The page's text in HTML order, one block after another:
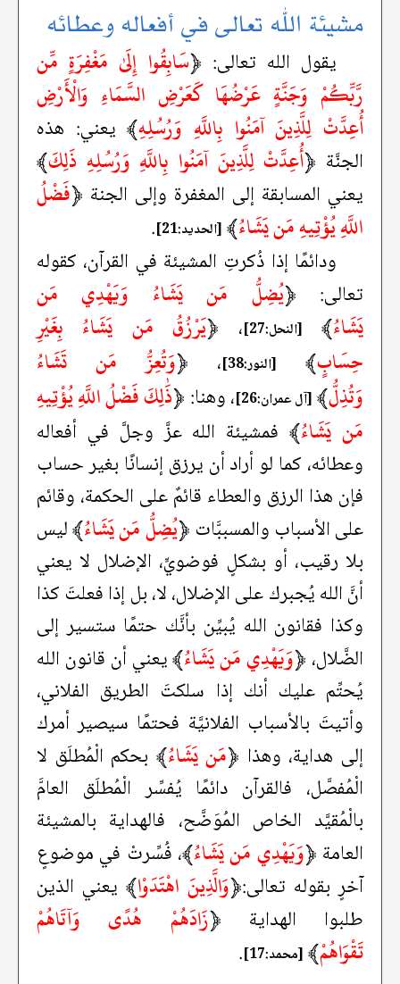
مشيئة الله تعالى في أفعاله وعطائه
يقول الله تعالى: ﴿سَابِقُوا إِلَىٰ مَغْفِرَةٍ مِّن
رَّبِّكُمْ وَجَنَّةٍ عَرْضُهَا كَعَرْضِ السَّمَاءِ وَالْأَرْضِ
أُعِدَّتْ لِلَّذِينَ آمَنُوا بِاللَّهِ وَرُسُلِهِ﴾يعني: هذه
الجنَّة ﴿أُعِدَّتْ لِلَّذِينَ آمَنُوا بِاللَّهِ وَرُسُلِهِ ذَلِكَ﴾
يعني المسابقة إلى المغفرة وإلى الجنة ﴿فَضْلُ
اللَّهِ يُؤْتِيهِ مَن يَشَاءُ﴾ [الحديد:21]
.
ودائمًا إذا ذُكرتِ المشيئة في القرآن، كقوله
تعالى: ﴿يُضِلُّ مَن يَشَاءُ وَيَهْدِي مَن
يَشَاءُ﴾ [النحل:27] ، ﴿يَرْزُقُ مَن يَشَاءُ بِغَيْرِ
حِسَابٍ﴾ [النور:38] ، ﴿وَتُعِزُّ مَن تَشَاءُ
وَتُذِلُّ﴾ [آل عمران:26] ، وهنا: ﴿ذَٰلِكَ فَضْلُ اللَّهِ يُؤْتِيهِ
مَن يَشَاءُ﴾فمشيئة الله عزَّ وجلَّ في أفعاله
وعطائه، كما لو أراد أن يرزق إنسانًا بغير حساب
فإن هذا الرزق والعطاء قائمٌ على الحكمة، وقائم
على الأسباب والمسببَّات ﴿يُضِلُّ مَن يَشَاءُ﴾ليس
بلا رقيب، أو بشكلٍ فوضويٍّ، الإضلال لا يعني
أنَّ الله يُجبرك على الإضلال، لا، بل إذا فعلتَ كذا
وكذا فقانون الله يُبيِّن بأنَّك حتمًا ستسير إلى
الضَّلال، ﴿وَيَهْدِي مَن يَشَاءُ﴾يعني أن قانون الله
يُحتِّم عليك أنك إذا سلكتَ الطريق الفلاني،
وأتيتَ بالأسباب الفلانيَّة فحتمًا سيصير أمرك
إلى هداية، وهذا ﴿مَن يَشَاءُ﴾ بحكم الْمُطلَق لا
الْمُفصَّل، فالقرآن دائمًا يُفسِّر الْمُطلَق العامَّ
بالْمُقيَّد الخاص المُوَضَّح، فالهداية بالمشيئة
العامة ﴿وَيَهْدِي مَن يَشَاءُ﴾، فُسِّرتْ في موضوعٍ
آخرٍ بقوله تعالى:﴿وَالَّذِينَ اهْتَدَوْا﴾ يعني الذين
طلبوا الهداية ﴿زَادَهُمْ هُدًى وَآتَاهُمْ
تَقْوَاهُمْ﴾ [محمد:17] .